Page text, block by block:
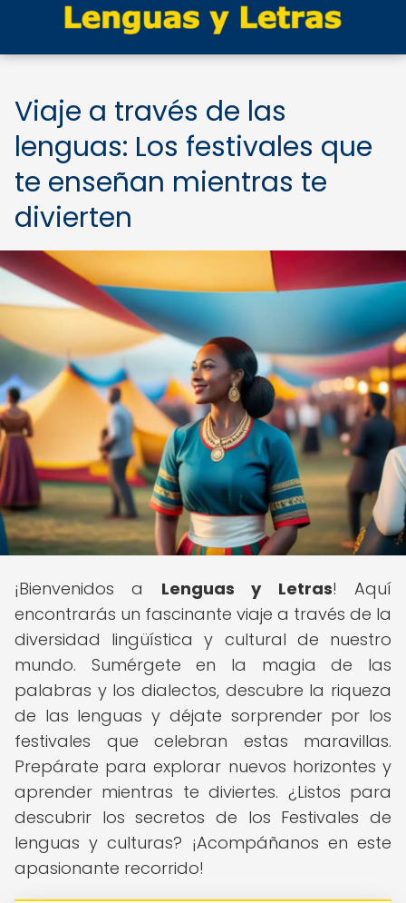
Viaje a través de las
lenguas: Los festivales que
te enseñan mientras te
divierten
¡Bienvenidos a Lenguas y Letras! Aquí
encontrarás un fascinante viaje a través de la
diversidad lingüística y cultural de nuestro
mundo. Sumérgete en la magia de las
palabras y los dialectos, descubre la riqueza
de las lenguas y déjate sorprender por los
festivales que celebran estas maravillas.
Prepárate para explorar nuevos horizontes y
aprender mientras te diviertes. ¿Listos para
descubrir los secretos de los Festivales de
lenguas y culturas? ¡Acompáñanos en este
apasionante recorrido!